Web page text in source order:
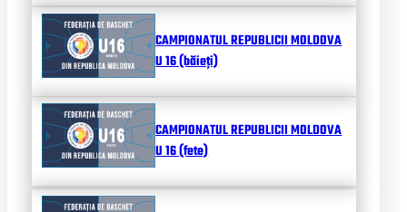
CAMPIONATUL REPUBLICII MOLDOVA
U 16 (băieți)
CAMPIONATUL REPUBLICII MOLDOVA
U 16 (fete)